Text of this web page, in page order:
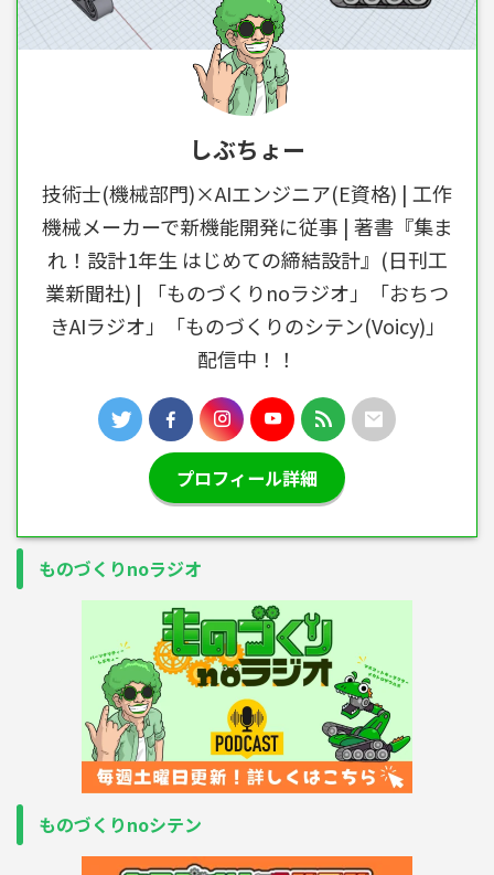
しぶちょー
技術士(機械部門)×AIエンジニア(E資格) | 工作
機械メーカーで新機能開発に従事 | 著書『集ま
れ！設計1年生 はじめての締結設計』(日刊工
業新聞社) | 「ものづくりnoラジオ」「おちつ
きAIラジオ」「ものづくりのシテン(Voicy)」
配信中！！
プロフィール詳細
ものづくりnoラジオ
ものづくりnoシテン